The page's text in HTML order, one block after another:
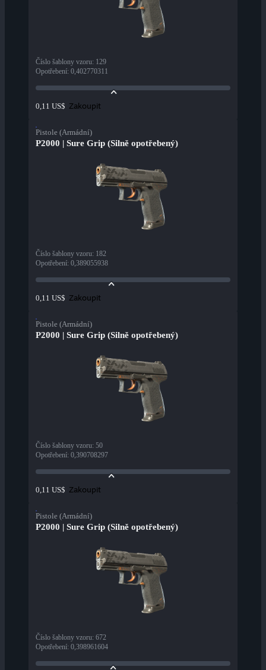
Číslo šablony vzoru: 129
Opotřebení: 0,402770311
0,11 US$ Zakoupit
Pistole (Armádní)
P2000 | Sure Grip (Silně opotřebený)
Číslo šablony vzoru: 182
Opotřebení: 0,389055938
0,11 US$ Zakoupit
Pistole (Armádní)
P2000 | Sure Grip (Silně opotřebený)
Číslo šablony vzoru: 50
Opotřebení: 0,390708297
0,11 US$ Zakoupit
Pistole (Armádní)
P2000 | Sure Grip (Silně opotřebený)
Číslo šablony vzoru: 672
Opotřebení: 0,398961604